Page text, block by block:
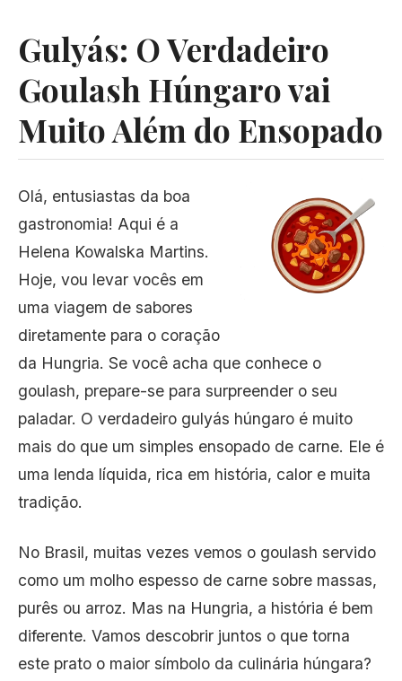
Gulyás: O Verdadeiro
Goulash Húngaro vai
Muito Além do Ensopado
Olá, entusiastas da boa
gastronomia! Aqui é a
Helena Kowalska Martins.
Hoje, vou levar vocês em
uma viagem de sabores
diretamente para o coração
da Hungria. Se você acha que conhece o
goulash, prepare-se para surpreender o seu
paladar. O verdadeiro gulyás húngaro é muito
mais do que um simples ensopado de carne. Ele é
uma lenda líquida, rica em história, calor e muita
tradição.
No Brasil, muitas vezes vemos o goulash servido
como um molho espesso de carne sobre massas,
purês ou arroz. Mas na Hungria, a história é bem
diferente. Vamos descobrir juntos o que torna
este prato o maior símbolo da culinária húngara?